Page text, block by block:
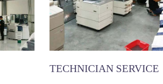
TECHNICIAN SERVICE